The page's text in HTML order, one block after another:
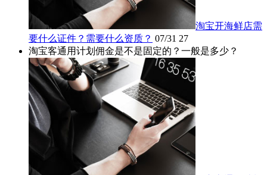
淘宝开海鲜店需
要什么证件？需要什么资质？ 07/31 27
淘宝客通用计划佣金是不是固定的？一般是多少？